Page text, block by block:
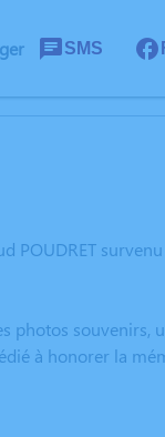
SMS
POUDRET
photos souvenirs,
à honorer la